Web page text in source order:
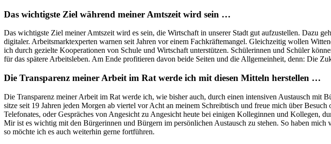
Das wichtigste Ziel während meiner Amtszeit wird sein …
Das wichtigste Ziel meiner Amtszeit wird es sein, die Wirtschaft in unserer Stadt gut aufzustellen. Dazu
digitaler. Arbeitsmarktexperten warnen seit Jahren vor einem Fachkräftemangel. Gleichzeitig wollen
ich durch gezielte Kooperationen von Schule und Wirtschaft unterstützen. Schülerinnen und Schüler
für das spätere Arbeitsleben. Am Ende profitieren davon beide Seiten und die Allgemeinheit, denn: Die
Die Transparenz meiner Arbeit im Rat werde ich mit diesen Mitteln herstellen …
Die Transparenz meiner Arbeit im Rat werde ich, wie bisher auch, durch einen intensiven Austausch mit
sitze seit 19 Jahren jeden Morgen ab viertel vor Acht an meinem Schreibtisch und freue mich über
Telefonates, oder Gespräches von Angesicht zu Angesicht heute bei einigen Kolleginnen und Kollegen,
Mir ist es wichtig mit den Bürgerinnen und Bürgern im persönlichen Austausch zu stehen. So haben
so möchte ich es auch weiterhin gerne fortführen.